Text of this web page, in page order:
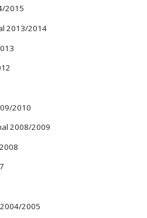
2015
2013/2014
2010
2008/2009
2004/2005